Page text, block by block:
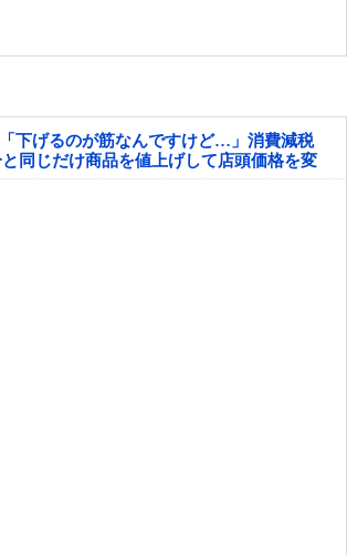
「下げるのが筋なんですけど…」消費減税
同じだけ商品を値上げして店頭価格を変